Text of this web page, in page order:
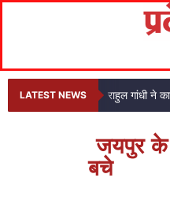
LATEST NEWS राहुल गांधी ने
जयपुर के
बचे